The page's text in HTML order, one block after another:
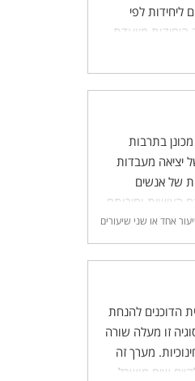
ליחידות לפי
היחידות מיועדת
בתרבות
יציאה מעבדות
של אנשים
האישית וחירותם
לאומי, סיפור
– חירות האדם
בעלי הכוח
התלמידים
שהדיון בהם
החירות לכל
אחד או שני שיעורים
הדוכנים להנחת
זו מעלה שורה
מערך זה
שיח מושכל